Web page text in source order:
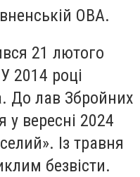
ОВА.
21 лютого
2014 році
До лав Збройних
у вересні 2024
Із травня
безвісти.